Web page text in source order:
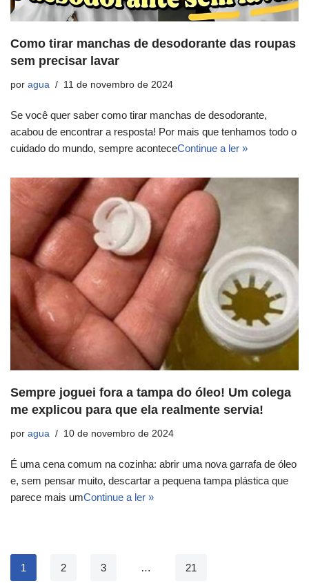
Como tirar manchas de desodorante das roupas
sem precisar lavar
por agua 11 de novembro de 2024
Se você quer saber como tirar manchas de desodorante,
acabou de encontrar a resposta! Por mais que tenhamos todo o
cuidado do mundo, sempre aconteceContinue a ler »
Sempre joguei fora a tampa do óleo! Um colega
me explicou para que ela realmente servia!
por agua 10 de novembro de 2024
É uma cena comum na cozinha: abrir uma nova garrafa de óleo
e, sem pensar muito, descartar a pequena tampa plástica que
parece mais umContinue a ler »
1 2 3 … 21